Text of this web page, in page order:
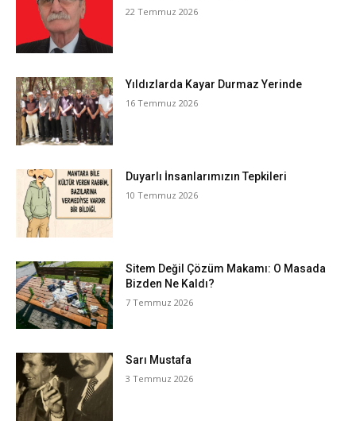
22 Temmuz 2026
Yıldızlarda Kayar Durmaz Yerinde
16 Temmuz 2026
Duyarlı İnsanlarımızın Tepkileri
10 Temmuz 2026
Sitem Değil Çözüm Makamı: O Masada
Bizden Ne Kaldı?
7 Temmuz 2026
Sarı Mustafa
3 Temmuz 2026